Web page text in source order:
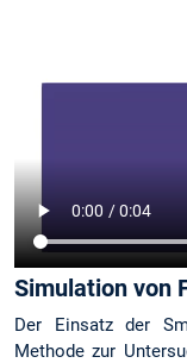
Simulation von
Der Einsatz der
Methode zur